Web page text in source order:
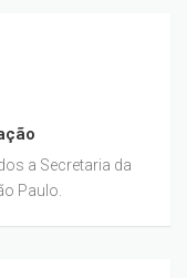
a Secretaria da
Paulo.